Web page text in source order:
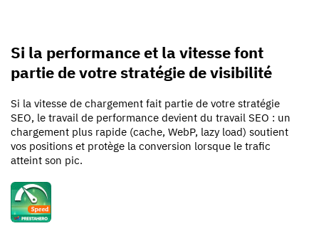
Si la performance et la vitesse font
partie de votre stratégie de visibilité
Si la vitesse de chargement fait partie de votre stratégie
SEO, le travail de performance devient du travail SEO : un
chargement plus rapide (cache, WebP, lazy load) soutient
vos positions et protège la conversion lorsque le trafic
atteint son pic.